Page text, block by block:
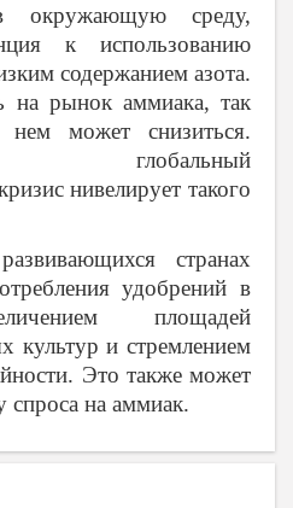
окружающую среду,
к использованию
содержанием азота.
на рынок аммиака, так
нем может снизиться.
глобальный
нивелирует такого
странах
удобрений в
площадей
культур и стремлением
Это также может
спроса на аммиак.